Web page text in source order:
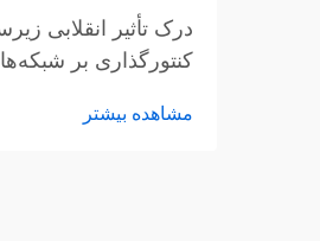
درک تأثیر انقلابی
کنتورگذاری بر
مشاهده بیشتر